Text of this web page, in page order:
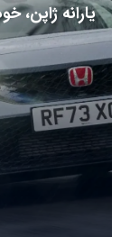
یارانه ژاپن،